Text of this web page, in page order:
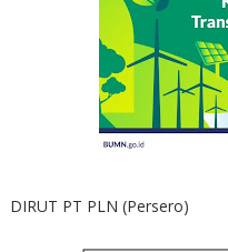
DIRUT PT PLN (Persero)